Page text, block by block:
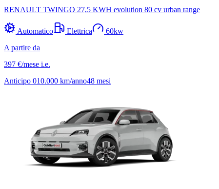
RENAULT TWINGO 27,5 KWH evolution 80 cv urban range
Automatico Elettrica 60kw
A partire da
397 €/mese i.e.
Anticipo 010.000 km/anno48 mesi